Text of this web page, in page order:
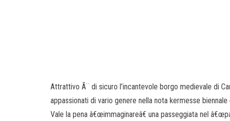
Attrattivo Ã¨ di sicuro l’incantevole borgo medievale di
appassionati di vario genere nella nota kermesse
Vale la pena â€œimmaginareâ€ una passeggiata nel